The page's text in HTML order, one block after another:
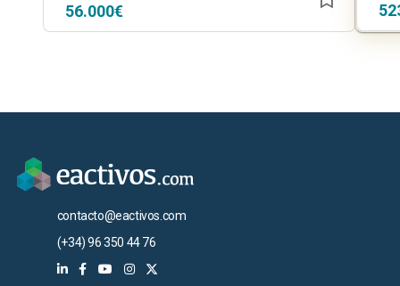
56.000€
contacto@eactivos.com
(+34) 96 350 44 76